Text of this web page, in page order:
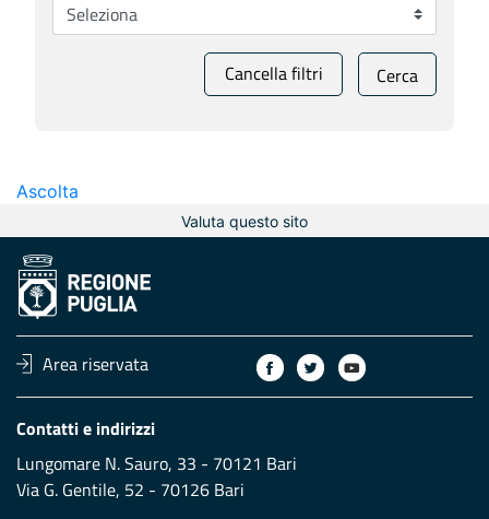
Cancella filtri Cerca
Ascolta
Valuta questo sito
Area riservata
Contatti e indirizzi
Lungomare N. Sauro, 33 - 70121 Bari
Via G. Gentile, 52 - 70126 Bari